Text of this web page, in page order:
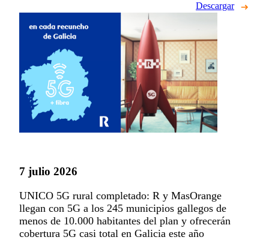
Descargar
7 julio 2026
UNICO 5G rural completado: R y MasOrange
llegan con 5G a los 245 municipios gallegos de
menos de 10.000 habitantes del plan y ofrecerán
cobertura 5G casi total en Galicia este año